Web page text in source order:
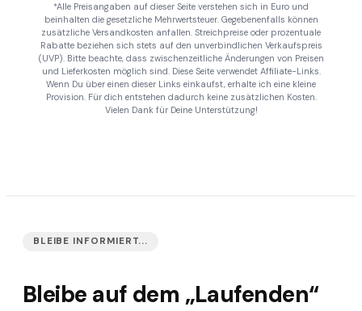
*Alle Preisangaben auf dieser Seite verstehen sich in Euro und
beinhalten die gesetzliche Mehrwertsteuer. Gegebenenfalls können
zusätzliche Versandkosten anfallen. Streichpreise oder prozentuale
Rabatte beziehen sich stets auf den unverbindlichen Verkaufspreis
(UVP). Bitte beachte, dass zwischenzeitliche Änderungen von Preisen
und Lieferkosten möglich sind. Diese Seite verwendet Affiliate-Links.
Wenn Du über einen dieser Links einkaufst, erhalte ich eine kleine
Provision. Für dich entstehen dadurch keine zusätzlichen Kosten.
Vielen Dank für Deine Unterstützung!
BLEIBE INFORMIERT...
Bleibe auf dem „Laufenden“